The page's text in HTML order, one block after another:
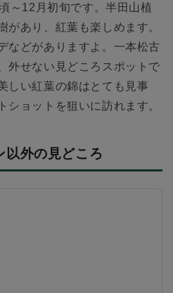
～12月初旬です。半田山植
があり、紅葉も楽しめます。
などがありますよ。一本松古
外せない見どころスポットで
しい紅葉の錦はとても見事
ショットを狙いに訪れます。
以外の見どころ